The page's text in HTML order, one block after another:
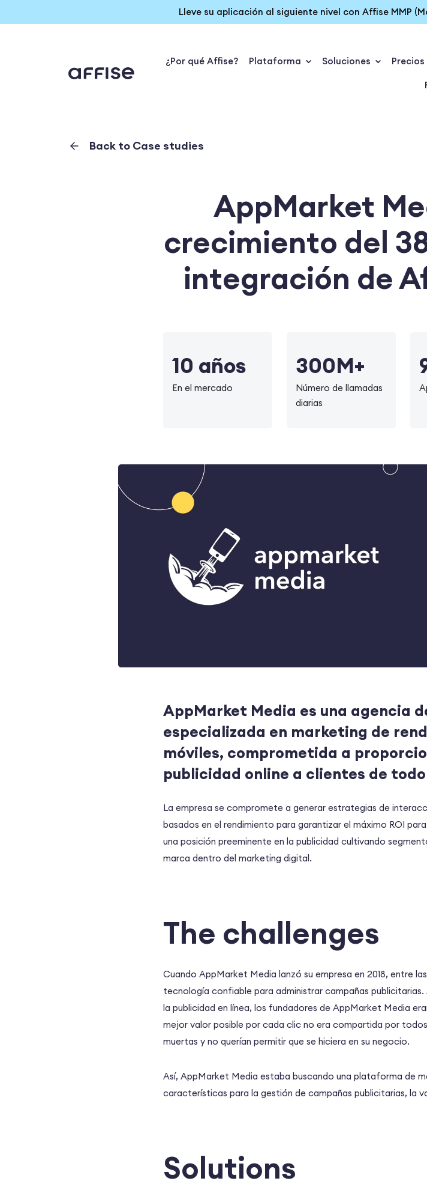
Lleve su aplicación al siguiente nivel con Affise MMP
¿Por qué Affise? Plataforma Soluciones Precios
Back to Case studies
AppMarket
crecimiento del
integración de
10 años
En el mercado
300M+
Número de llamadas
diarias
AppMarket Media es una agencia
especializada en marketing de
móviles, comprometida a
publicidad online a clientes de
La empresa se compromete a generar estrategias de
basados en el rendimiento para garantizar el máximo ROI
una posición preeminente en la publicidad cultivando
marca dentro del marketing digital.
The challenges
Cuando AppMarket Media lanzó su empresa en 2018, entre
tecnología confiable para administrar campañas
la publicidad en línea, los fundadores de AppMarket Media
mejor valor posible por cada clic no era compartida por
muertas y no querían permitir que se hiciera en su negocio.
Así, AppMarket Media estaba buscando una plataforma de
características para la gestión de campañas publicitarias, la
Solutions